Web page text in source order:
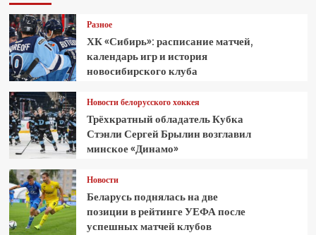
Разное
ХК «Сибирь»: расписание матчей,
календарь игр и история
новосибирского клуба
Новости белорусского хоккея
Трёхкратный обладатель Кубка
Стэнли Сергей Брылин возглавил
минское «Динамо»
Новости
Беларусь поднялась на две
позиции в рейтинге УЕФА после
успешных матчей клубов